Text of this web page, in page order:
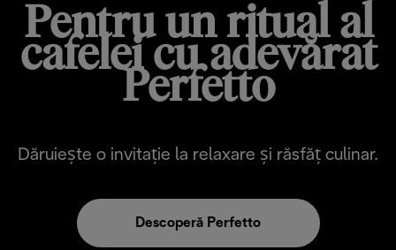
Pentru un ritual al
cafelei cu adevărat
Perfetto
Dăruiește o invitație la relaxare și răsfăț culinar.
Descoperă Perfetto